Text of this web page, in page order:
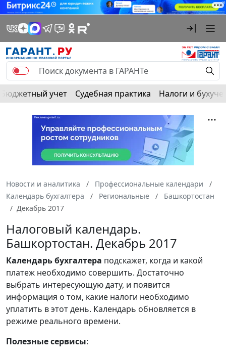
Бюджетный учет Судебная практика Налоги и
Новости и аналитика
Профессиональные календари
Календарь бухгалтера
Региональные
Башкортостан
Декабрь 2017
Налоговый календарь.
Башкортостан. Декабрь 2017
Календарьбухгалтера подскажет, когда и какой
платеж необходимо совершить. Достаточно
выбрать интересующую дату, и появится
информация о том, какие налоги необходимо
уплатить в этот день. Календарь обновляется в
режиме реального времени.
Полезные сервисы: